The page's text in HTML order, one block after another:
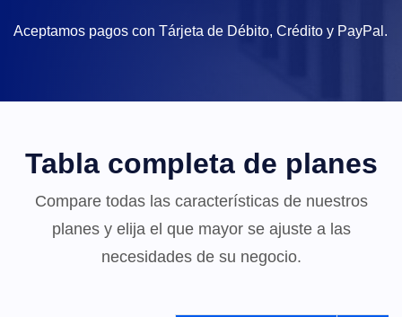
Aceptamos pagos con Tárjeta de Débito, Crédito y PayPal.
Tabla completa de planes
Compare todas las características de nuestros
planes y elija el que mayor se ajuste a las
necesidades de su negocio.